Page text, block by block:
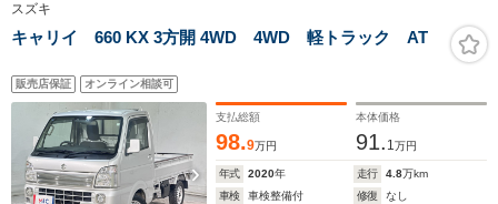
スズキ
キャリイ 660 KX 3方開 4WD 4WD 軽トラック AT
販売店保証 オンライン相談可
支払総額
98.9万円
本体価格
91. 1万円
年式 2020年 走行 4.8万km
車検
車検整備付 修復
なし